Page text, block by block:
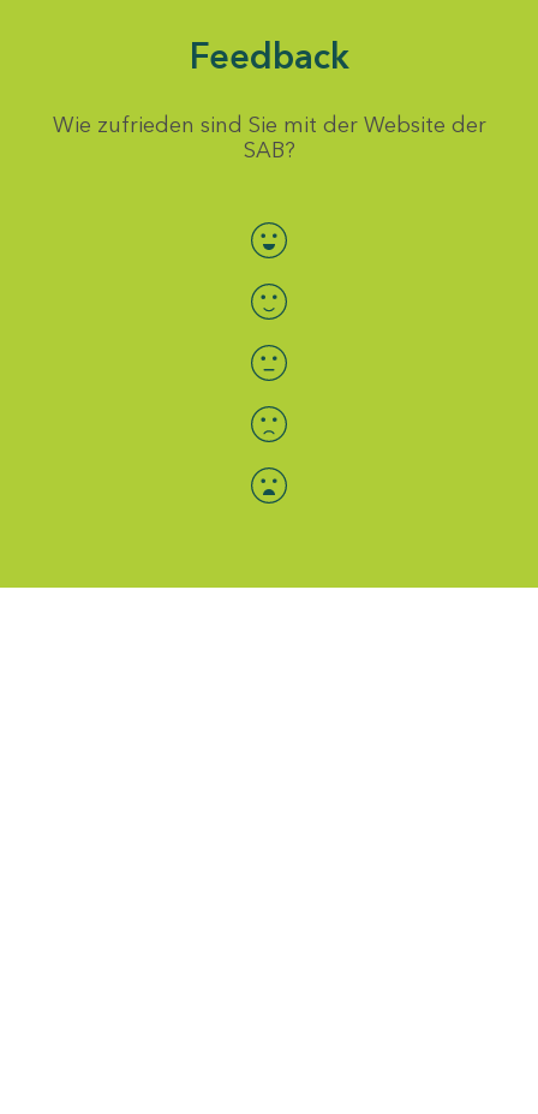
Feedback
Wie zufrieden sind Sie mit der Website der
SAB?
Bewertung auswählen